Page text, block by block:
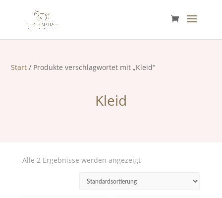
Start / Produkte verschlagwortet mit „Kleid“
Kleid
Alle 2 Ergebnisse werden angezeigt